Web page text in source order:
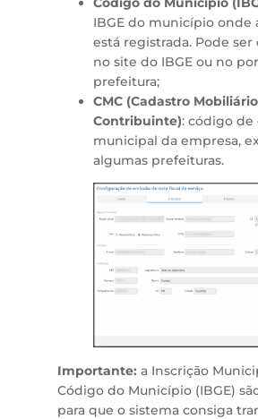
IBGE do município onde
está registrada. Pode
no site do IBGE ou no
prefeitura;
CMC (Cadastro
Contribuinte): código de
municipal da empresa,
algumas prefeituras.
Importante: a Inscrição
Código do Município (IBGE)
para que o sistema consiga